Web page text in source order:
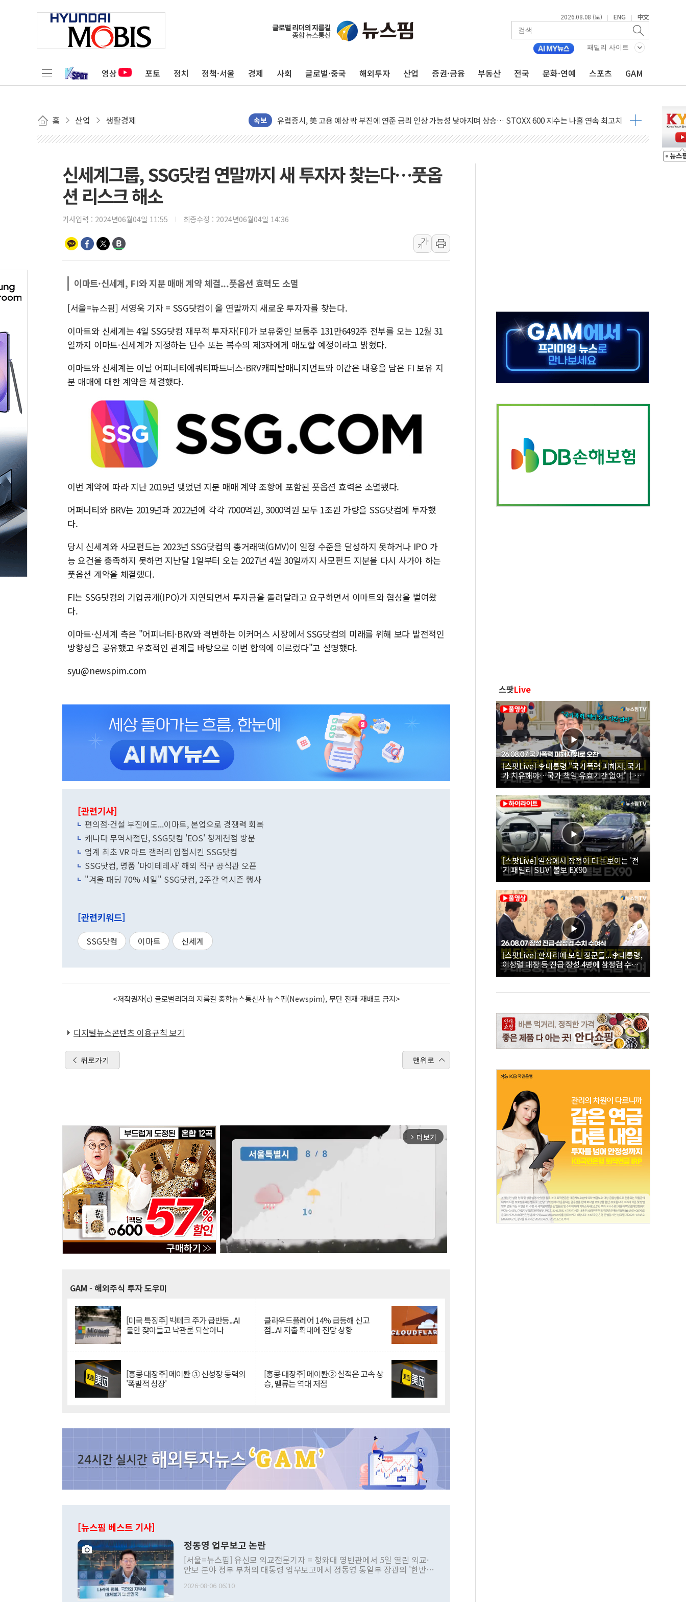
2026.08.08 (토) | ENG | 中文
패밀리 사이트
영상 포토 정치 정책·서울 경제 사회 글로벌·중국 해외투자 산업 증권·금융 부동산 전국 문화·연예 스포츠 GAM
홈 산업 생활경제 속보
10월 보완수사권 폐지·공소청 출범…피해자들 '범죄 사각지대' 우려
민주, 오늘 제주·인천 경선 결과 발표...'김민석 재역전 vs 정청래 격차 확대'
뉴욕증시, 고용 쇼크에 금리 인상 우려 후퇴…S&P500 최고치
트럼프, 쿡 연준 이사 해임 재추진…"26일까지 의혹 소명" 요구
미 연준 매파 기세 꺾이나…고용 감소에 9월 동결 전망 우세
[종합] 이슬람 수니파 3국, '공동방위협정' 체결… 이스라엘·이란 위협에 맞설 자체 억지력 강화
美 항소법원, 백악관 무도회장 공사 중단 명령…트럼프 제동
이란 핵심 원유 수출항 '하르그섬', 최근 1주일 이상 '올스톱'… 美 해상봉쇄 영향
[종합] 美 7월 고용 2만3000명 감소 '쇼크'…9월 금리 인상 기대 후퇴
[사진] 이슬람 수니파 3개국, 공동방위협정 체결
보훈부, 미 DPAA와 MOU… "6·25 미군 실종자 7359명 끝까지 찾겠다"
트럼프 "금리 내려야"…파월 때와 달리 워시엔 톤 낮춰
신세계그룹, SSG닷컴 연말까지 새 투자자 찾는다…풋옵
션 리스크 해소
기사입력 : 2024년06월04일 11:55 최종수정 : 2024년06월04일 14:36
가
가
이마트·신세계, FI와 지분 매매 계약 체결...풋옵션 효력도 소멸
[서울=뉴스핌] 서영욱 기자 = SSG닷컴이 올 연말까지 새로운 투자자를 찾는다.
이마트와 신세계는 4일 SSG닷컴 재무적 투자자(FI)가 보유중인 보통주 131만6492주 전부를 오는 12월 31
일까지 이마트·신세계가 지정하는 단수 또는 복수의 제3자에게 매도할 예정이라고 밝혔다.
이마트와 신세계는 이날 어피너티에쿼티파트너스·BRV캐피탈매니지먼트와 이같은 내용을 담은 FI 보유 지
분 매매에 대한 계약을 체결했다.
이번 계약에 따라 지난 2019년 맺었던 지분 매매 계약 조항에 포함된 풋옵션 효력은 소멸됐다.
어퍼너티와 BRV는 2019년과 2022년에 각각 7000억원, 3000억원 모두 1조원 가량을 SSG닷컴에 투자했
다.
당시 신세계와 사모펀드는 2023년 SSG닷컴의 총거래액(GMV)이 일정 수준을 달성하지 못하거나 IPO 가
능 요건을 충족하지 못하면 지난달 1일부터 오는 2027년 4월 30일까지 사모펀드 지분을 다시 사가야 하는
풋옵션 계약을 체결했다.
FI는 SSG닷컴의 기업공개(IPO)가 지연되면서 투자금을 돌려달라고 요구하면서 이마트와 협상을 벌여왔
다.
이마트·신세계 측은 "어피너티·BRV와 격변하는 이커머스 시장에서 SSG닷컴의 미래를 위해 보다 발전적인
방향성을 공유했고 우호적인 관계를 바탕으로 이번 합의에 이르렀다"고 설명했다.
syu@newspim.com
[관련기사]
편의점·건설 부진에도...이마트, 본업으로 경쟁력 회복
캐나다 무역사절단, SSG닷컴 'EOS' 청계천점 방문
업계 최초 VR 아트 갤러리 입점시킨 SSG닷컴
SSG닷컴, 명품 '마이테레사' 해외 직구 공식관 오픈
"겨울 패딩 70% 세일" SSG닷컴, 2주간 역시즌 행사
[관련키워드]
SSG닷컴 이마트 신세계
<저작권자(c) 글로벌리더의 지름길 종합뉴스통신사 뉴스핌(Newspim), 무단 전재-재배포 금지>
디지털뉴스콘텐츠 이용규칙 보기
뒤로가기 맨위로
arrow_forward_ios 더보기
GAM - 해외주식 투자 도우미
[미국 특징주] 빅테크 주가 급반등...AI
불안 잦아들고 낙관론 되살아나
클라우드플레어 14% 급등해 신고
점...AI 지출 확대에 전망 상향
[홍콩 대장주] 메이퇀 ③ 신성장 동력의
'폭발적 성장'
[홍콩 대장주] 메이퇀② 실적은 고속 상
승, 밸류는 역대 저점
[뉴스핌 베스트 기사]
정동영 업무보고 논란
[서울=뉴스핌] 유신모 외교전문기자 = 청와대 영빈관에서 5일 열린 외교·
안보 분야 정부 부처의 대통령 업무보고에서 정동영 통일부 장관의 '한반도
발언 중에는 정부 내 조율을 거치지 않은 사안을 정책으로 추진하겠다고 공
2026-08-06 06:10
스팟Live
[스팟Live] 李대통령 "국가폭력 피해자, 국가
가 치유해야…국가 책임 유효기간 없어"｜
26.08.07 국가폭력 피해자 위로 오찬
[스팟Live] 일상에서 장점이 더 돋보이는 '전
기 패밀리 SUV' 볼보 EX90
[스팟Live] 한자리에 모인 장군들...李대통령,
이상렬 대장 등 진급 장성 4명에 삼정검 수치
직접 수여｜26.08.07 장성 진급·삼정검 수치